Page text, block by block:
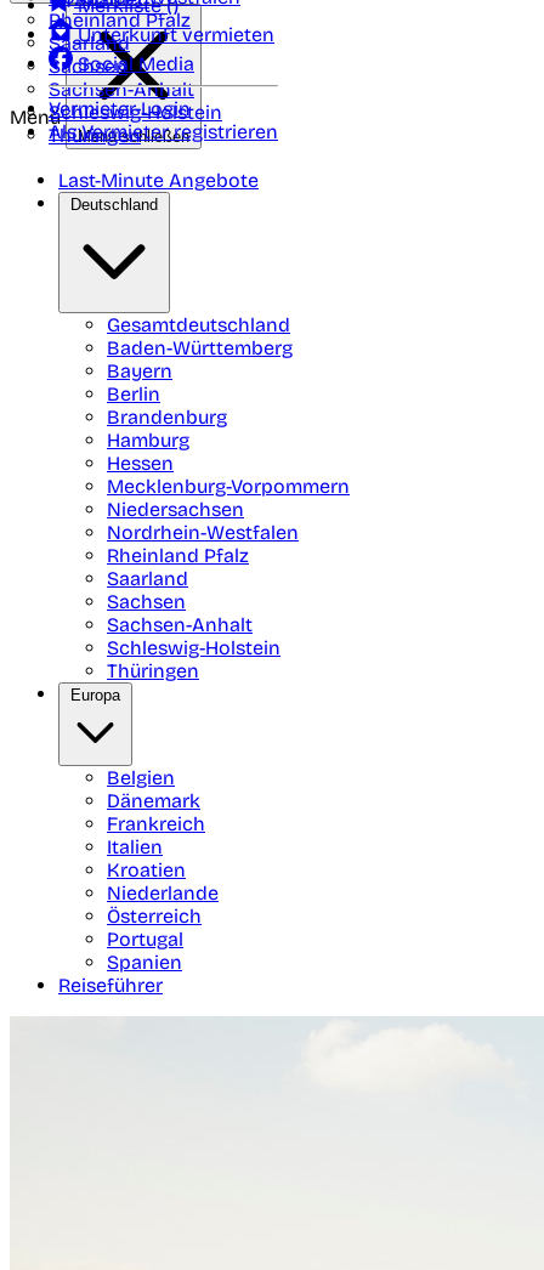
Rheinland Pfalz
Saarland
Sachsen
Sachsen-Anhalt
Schleswig-Holstein
Thüringen
Merkliste ()
Unterkunft vermieten
Social Media
Vermieter-Login
Als Vermieter registrieren
Menü
Menü schließen
Last-Minute Angebote
Deutschland
Gesamtdeutschland
Baden-Württemberg
Bayern
Berlin
Brandenburg
Hamburg
Hessen
Mecklenburg-Vorpommern
Niedersachsen
Nordrhein-Westfalen
Rheinland Pfalz
Saarland
Sachsen
Sachsen-Anhalt
Schleswig-Holstein
Thüringen
Europa
Belgien
Dänemark
Frankreich
Italien
Kroatien
Niederlande
Österreich
Portugal
Spanien
Reiseführer